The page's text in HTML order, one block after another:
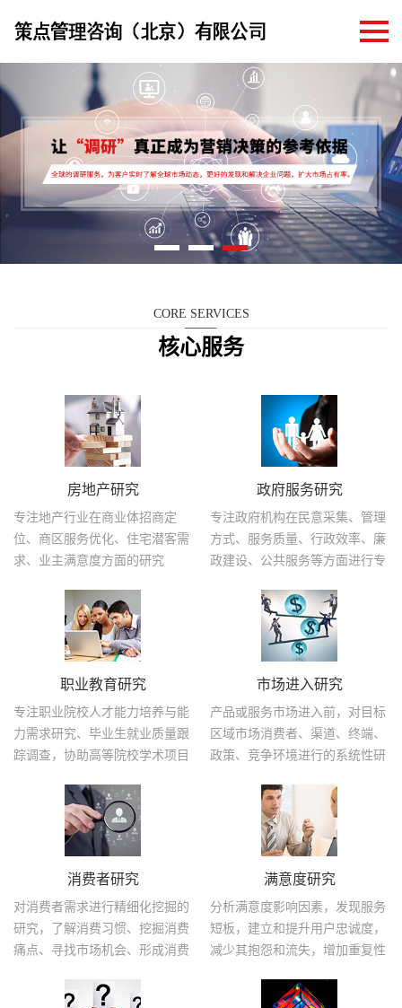
CORE SERVICES
核心服务
房地产研究
专注地产行业在商业体招商定
位、商区服务优化、住宅潜客需
求、业主满意度方面的研究
政府服务研究
专注政府机构在民意采集、管理
方式、服务质量、行政效率、廉
政建设、公共服务等方面进行专
职业教育研究
专注职业院校人才能力培养与能
力需求研究、毕业生就业质量跟
踪调查，协助高等院校学术项目
市场进入研究
产品或服务市场进入前，对目标
区域市场消费者、渠道、终端、
政策、竞争环境进行的系统性研
消费者研究
对消费者需求进行精细化挖掘的
研究，了解消费习惯、挖掘消费
痛点、寻找市场机会、形成消费
满意度研究
分析满意度影响因素，发现服务
短板，建立和提升用户忠诚度，
减少其抱怨和流失，增加重复性